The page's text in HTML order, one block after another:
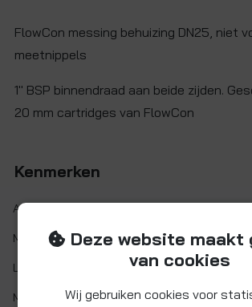
FlowCon messing behuizing DN25, niet
meetnippels
1" BSP binnendraad aan beide zijden.
20 mm cartridges van FlowCon
Kenmerken
Artikelnr.:
Maat: 1" BSP
Lengte: 91 mm
Materiaal: Messing
Deze website maakt
van cookies
Wij gebruiken cookies voor